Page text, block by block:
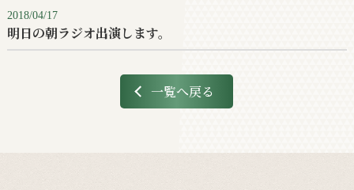
2018/04/17
明日の朝ラジオ出演します。
一覧へ戻る